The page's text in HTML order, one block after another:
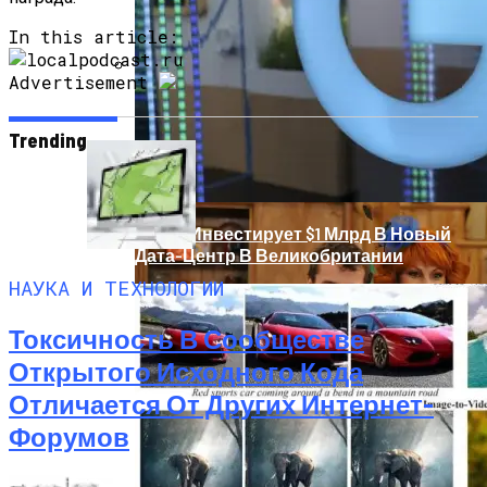
Звезды, Которые Трагически Погибли,
Стремясь К Вечной Молодости
Google Инвестирует $1 Млрд В Новый
Дата-Центр В Великобритании
In this article:
Advertisement
Trending
НАУКА И ТЕХНОЛОГИИ
Токсичность В Сообществе
Открытого Исходного Кода
Отличается От Других Интернет-
Форумов